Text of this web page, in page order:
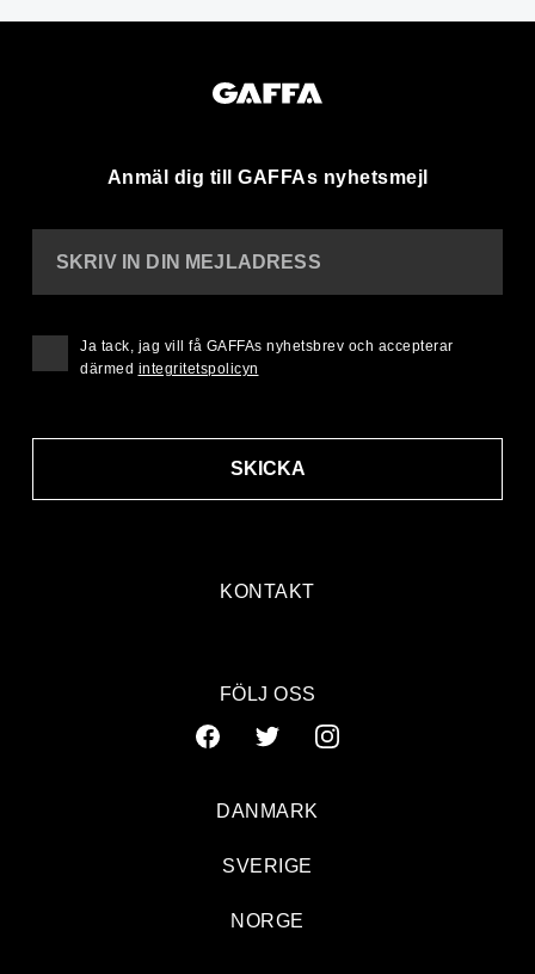
Anmäl dig till GAFFAs nyhetsmejl
KONTAKT
SKRIV IN DIN MEJLADRESS
SKICKA
Ja tack, jag vill få GAFFAs nyhetsbrev och accepterar
därmed integritetspolicyn
FÖLJ OSS
DANMARK
SVERIGE
NORGE